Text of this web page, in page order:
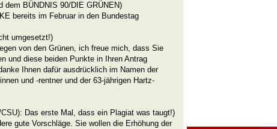
dem BÜNDNIS 90/DIE GRÜNEN)
bereits im Februar in den Bundestag
umgesetzt!)
von den Grünen, ich freue mich, dass Sie
und diese beiden Punkte in Ihren Antrag
Ihnen dafür ausdrücklich im Namen der
und -rentner und der 63-jährigen Hartz-
Das erste Mal, dass ein Plagiat was taugt!)
gute Vorschläge. Sie wollen die Erhöhung der